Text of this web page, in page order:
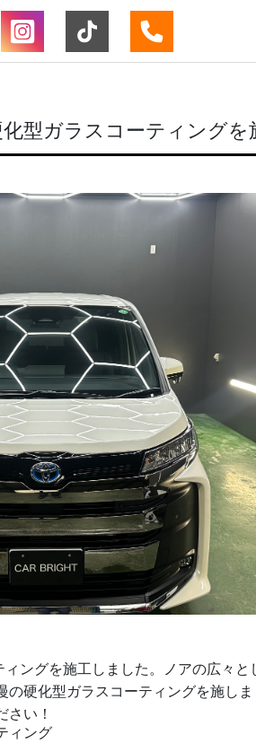
化型ガラスコーティング
ングを施工しました。ノアの広々と
硬化型ガラスコーティングを施し
さい！
ィング